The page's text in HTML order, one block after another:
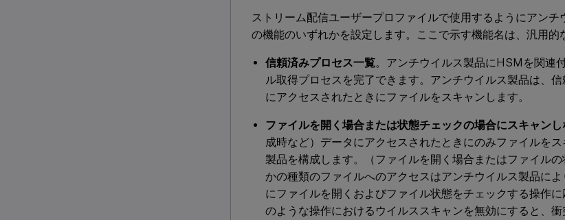
ストリーム配信ユーザープロファイルで使用するようにアン
の機能のいずれかを設定します。ここで示す機能名は、汎用的
信頼済みプロセス一覧。アンチウイルス製品にHSMを関連
ル取得プロセスを完了できます。アンチウイルス製品は、
にアクセスされたときにファイルをスキャンします。
ファイルを開く場合または状態チェックの場合にスキャンし
成時など）データにアクセスされたときにのみファイルを
製品を構成します。（ファイルを開く場合またはファイル
かの種類のファイルへのアクセスはアンチウイルス製品に
にファイルを開くおよびファイル状態をチェックする操作
のような操作におけるウイルススキャンを無効にすると、